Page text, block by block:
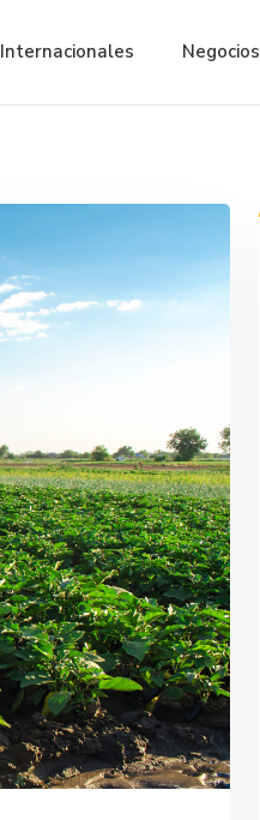
Internacionales Negocios